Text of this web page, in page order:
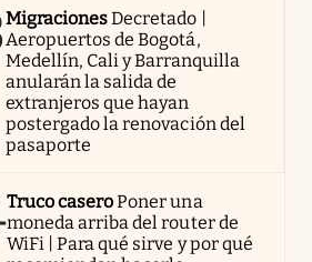
MigracionesDecretado |
Aeropuertos de Bogotá,
Medellín, Cali y Barranquilla
anularán la salida de
extranjeros que hayan
postergado la renovación del
pasaporte
Truco caseroPoner una
moneda arriba del router de
WiFi | Para qué sirve y por qué